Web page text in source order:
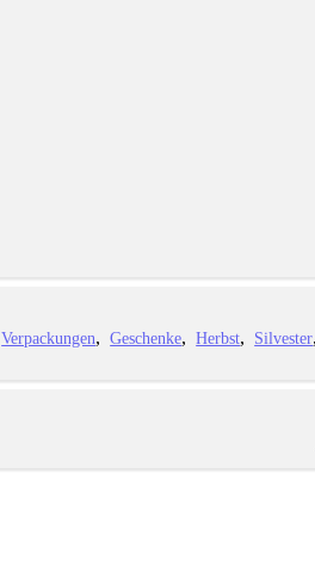
Verpackungen Geschenke Herbst
Silvester